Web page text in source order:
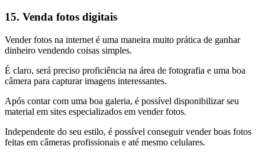
15. Venda fotos digitais
Vender fotos na internet é uma maneira muito prática de ganhar
dinheiro vendendo coisas simples.
É claro, será preciso proficiência na área de fotografia e uma boa
câmera para capturar imagens interessantes.
Após contar com uma boa galeria, é possível disponibilizar seu
material em sites especializados em vender fotos.
Independente do seu estilo, é possível conseguir vender boas fotos
feitas em câmeras profissionais e até mesmo celulares.